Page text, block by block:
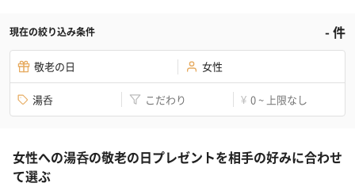
現在の絞り込み条件 -件
敬老の日 女性
湯呑 こだわり ¥ 0 ~ 上限なし
女性への湯呑の敬老の日プレゼントを相手の好みに合わせ
て選ぶ